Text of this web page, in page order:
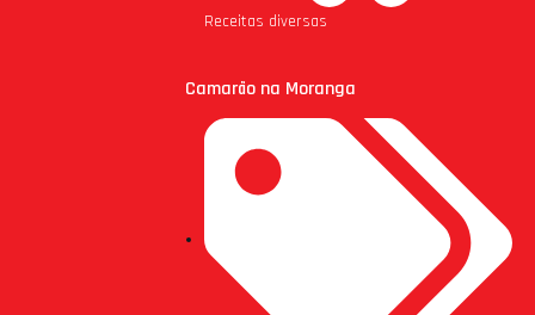
Receitas diversas
Camarão na Moranga